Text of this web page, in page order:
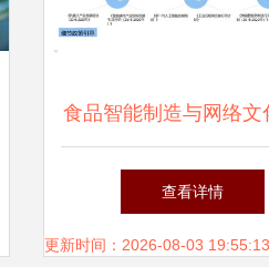
食品智能制造与网络文
新时代的数字化赋能与
态构建
查看详情
更新时间：2026-08-03 19:55:13